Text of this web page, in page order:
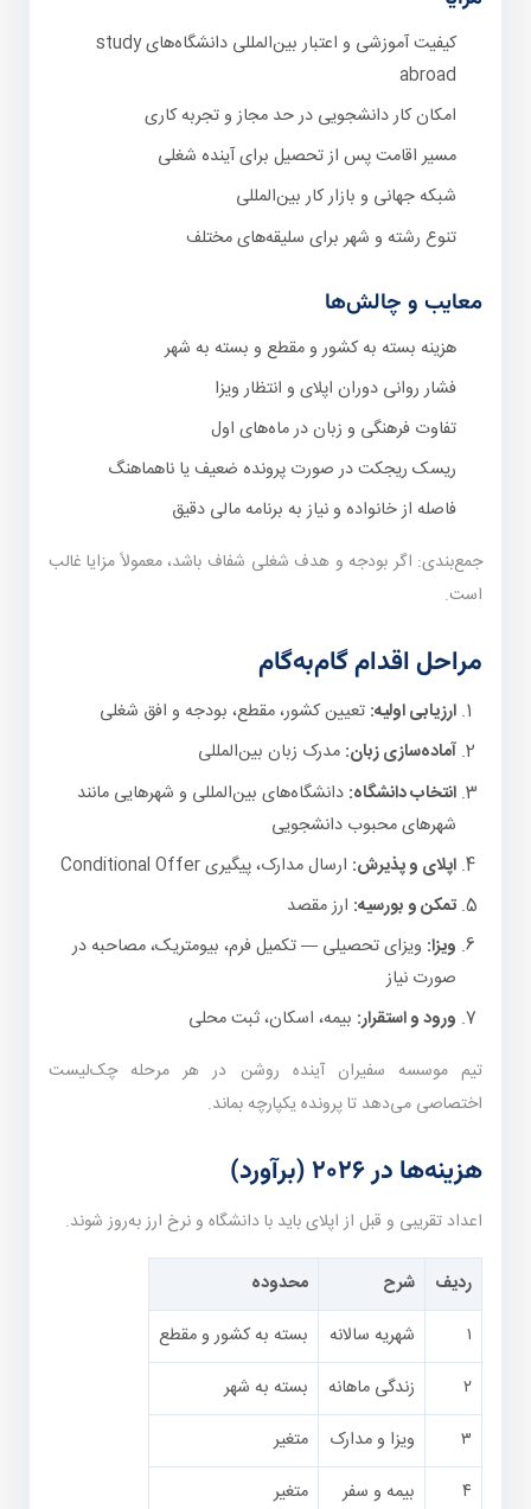
کیفیت آموزشی و اعتبار بین‌المللی دانشگاه‌های study
abroad
امکان کار دانشجویی در حد مجاز و تجربه کاری
مسیر اقامت پس از تحصیل برای آینده شغلی
شبکه جهانی و بازار کار بین‌المللی
تنوع رشته و شهر برای سلیقه‌های مختلف
معایب و چالش‌ها
هزینه بسته به کشور و مقطع و بسته به شهر
فشار روانی دوران اپلای و انتظار ویزا
تفاوت فرهنگی و زبان در ماه‌های اول
ریسک ریجکت در صورت پرونده ضعیف یا ناهماهنگ
فاصله از خانواده و نیاز به برنامه مالی دقیق
جمع‌بندی: اگر بودجه و هدف شغلی شفاف باشد، معمولاً مزایا غالب
است.
مراحل اقدام گام‌به‌گام
ارزیابی اولیه: تعیین کشور، مقطع، بودجه و افق شغلی
آماده‌سازی زبان: مدرک زبان بین‌المللی
انتخاب دانشگاه: دانشگاه‌های بین‌المللی و شهرهایی مانند
شهرهای محبوب دانشجویی
اپلای و پذیرش: ارسال مدارک، پیگیری Conditional Offer
تمکن و بورسیه: ارز مقصد
ویزا: ویزای تحصیلی — تکمیل فرم، بیومتریک، مصاحبه در
صورت نیاز
ورود و استقرار: بیمه، اسکان، ثبت محلی
تیم موسسه سفیران آینده روشن در هر مرحله چک‌لیست
اختصاصی می‌دهد تا پرونده یکپارچه بماند.
هزینه‌ها در ۲۰۲۶ (برآورد)
اعداد تقریبی و قبل از اپلای باید با دانشگاه و نرخ ارز به‌روز شوند.
ردیف شرح
محدوده
۱
شهریه سالانه
بسته به کشور و مقطع
۲
زندگی ماهانه
بسته به شهر
۳
ویزا و مدارک
متغیر
۴
بیمه و سفر متغیر